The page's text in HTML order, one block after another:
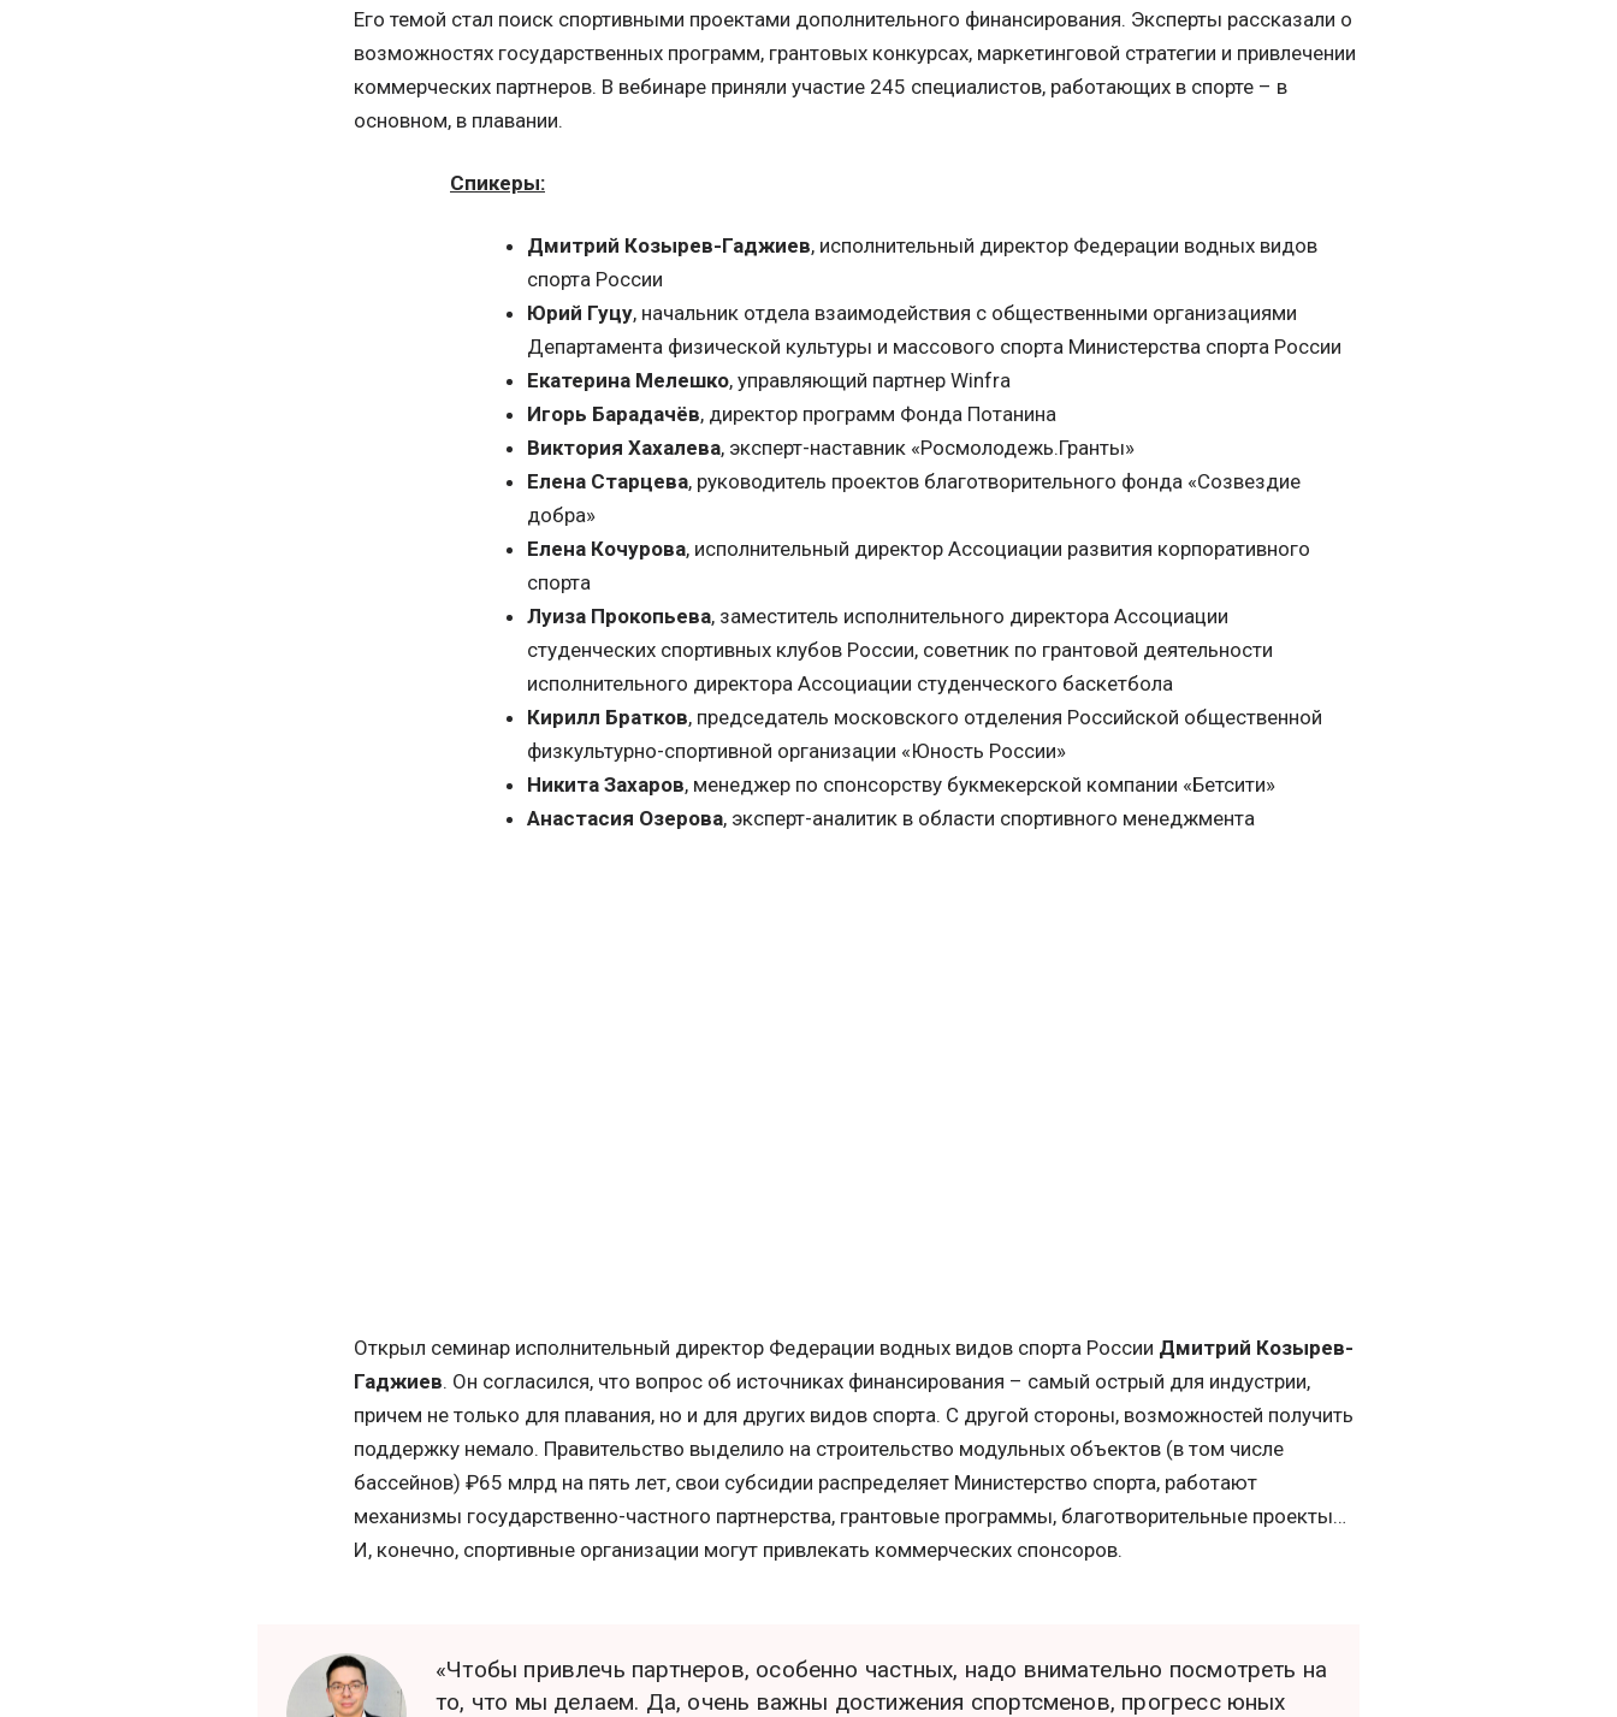
Его темой стал поиск спортивными проектами дополнительного финансирования. Эксперты рассказали о
возможностях государственных программ, грантовых конкурсах, маркетинговой стратегии и привлечении
коммерческих партнеров. В вебинаре приняли участие 245 специалистов, работающих в спорте – в
основном, в плавании.
Спикеры:
Дмитрий Козырев-Гаджиев, исполнительный директор Федерации водных видов
спорта России
Юрий Гуцу, начальник отдела взаимодействия с общественными организациями
Департамента физической культуры и массового спорта Министерства спорта России
Екатерина Мелешко, управляющий партнер Winfra
Игорь Барадачёв, директор программ Фонда Потанина
Виктория Хахалева, эксперт-наставник «Росмолодежь.Гранты»
Елена Старцева, руководитель проектов благотворительного фонда «Созвездие
добра»
Елена Кочурова, исполнительный директор Ассоциации развития корпоративного
спорта
Луиза Прокопьева, заместитель исполнительного директора Ассоциации
студенческих спортивных клубов России, советник по грантовой деятельности
исполнительного директора Ассоциации студенческого баскетбола
Кирилл Братков, председатель московского отделения Российской общественной
физкультурно-спортивной организации «Юность России»
Никита Захаров, менеджер по спонсорству букмекерской компании «Бетсити»
Анастасия Озерова, эксперт-аналитик в области спортивного менеджмента
Открыл семинар исполнительный директор Федерации водных видов спорта России Дмитрий Козырев-
Гаджиев. Он согласился, что вопрос об источниках финансирования – самый острый для индустрии,
причем не только для плавания, но и для других видов спорта. С другой стороны, возможностей получить
поддержку немало. Правительство выделило на строительство модульных объектов (в том числе
бассейнов) ₽65 млрд на пять лет, свои субсидии распределяет Министерство спорта, работают
механизмы государственно-частного партнерства, грантовые программы, благотворительные проекты…
И, конечно, спортивные организации могут привлекать коммерческих спонсоров.
«Чтобы привлечь партнеров, особенно частных, надо внимательно посмотреть на
то, что мы делаем. Да, очень важны достижения спортсменов, прогресс юных